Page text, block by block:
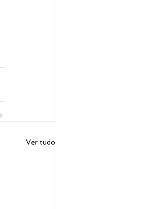
Ver tudo